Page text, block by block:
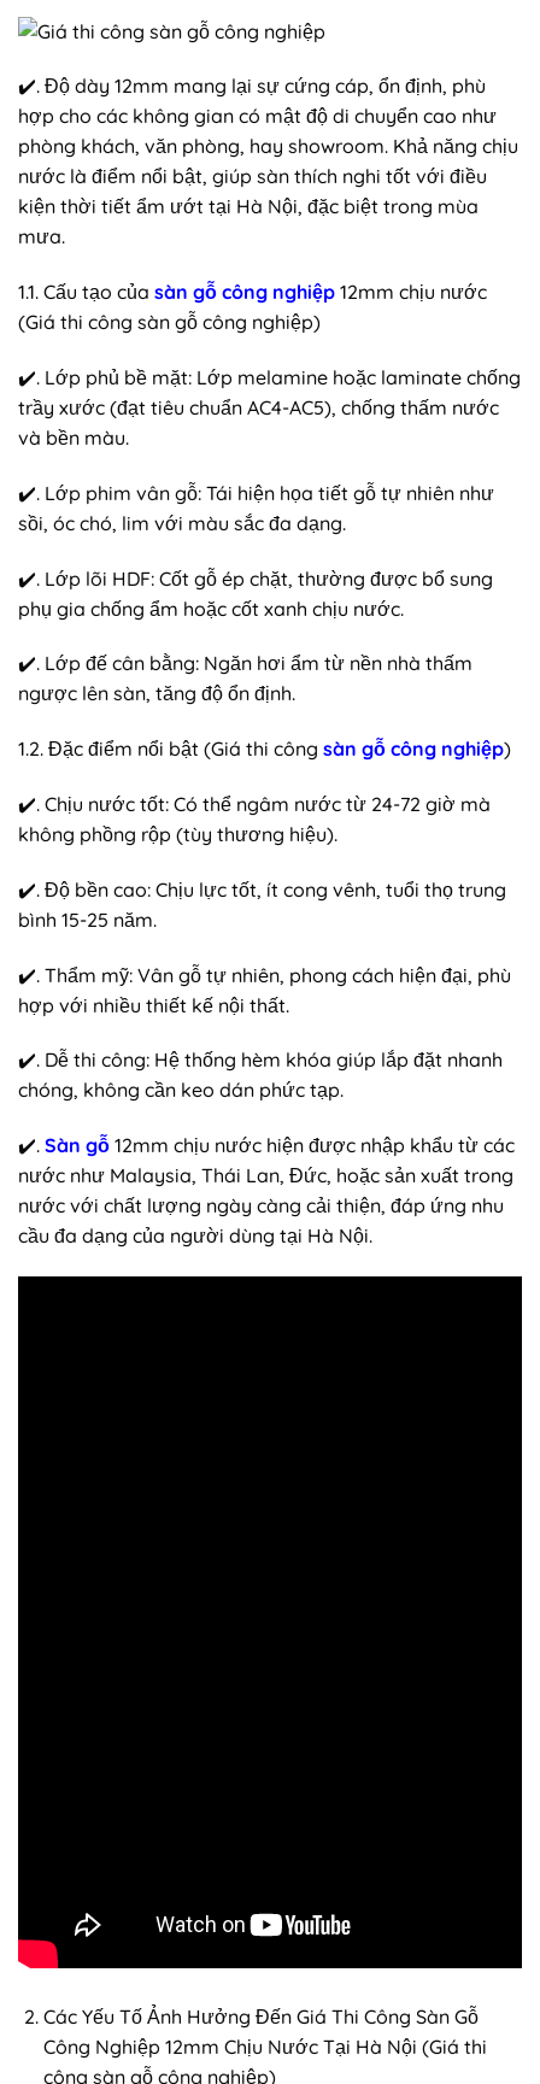
✔️. Độ dày 12mm mang lại sự cứng cáp, ổn định, phù
hợp cho các không gian có mật độ di chuyển cao như
phòng khách, văn phòng, hay showroom. Khả năng chịu
nước là điểm nổi bật, giúp sàn thích nghi tốt với điều
kiện thời tiết ẩm ướt tại Hà Nội, đặc biệt trong mùa
mưa.
1.1. Cấu tạo của sàn gỗ công nghiệp 12mm chịu nước
(Giá thi công sàn gỗ công nghiệp)
✔️. Lớp phủ bề mặt: Lớp melamine hoặc laminate chống
trầy xước (đạt tiêu chuẩn AC4-AC5), chống thấm nước
và bền màu.
✔️. Lớp phim vân gỗ: Tái hiện họa tiết gỗ tự nhiên như
sồi, óc chó, lim với màu sắc đa dạng.
✔️. Lớp lõi HDF: Cốt gỗ ép chặt, thường được bổ sung
phụ gia chống ẩm hoặc cốt xanh chịu nước.
✔️. Lớp đế cân bằng: Ngăn hơi ẩm từ nền nhà thấm
ngược lên sàn, tăng độ ổn định.
1.2. Đặc điểm nổi bật (Giá thi công sàn gỗ công nghiệp)
✔️. Chịu nước tốt: Có thể ngâm nước từ 24-72 giờ mà
không phồng rộp (tùy thương hiệu).
✔️. Độ bền cao: Chịu lực tốt, ít cong vênh, tuổi thọ trung
bình 15-25 năm.
✔️. Thẩm mỹ: Vân gỗ tự nhiên, phong cách hiện đại, phù
hợp với nhiều thiết kế nội thất.
✔️. Dễ thi công: Hệ thống hèm khóa giúp lắp đặt nhanh
chóng, không cần keo dán phức tạp.
✔️. Sàn gỗ 12mm chịu nước hiện được nhập khẩu từ các
nước như Malaysia, Thái Lan, Đức, hoặc sản xuất trong
nước với chất lượng ngày càng cải thiện, đáp ứng nhu
cầu đa dạng của người dùng tại Hà Nội.
Các Yếu Tố Ảnh Hưởng Đến Giá Thi Công Sàn Gỗ
Công Nghiệp 12mm Chịu Nước Tại Hà Nội (Giá thi
công sàn gỗ công nghiệp)